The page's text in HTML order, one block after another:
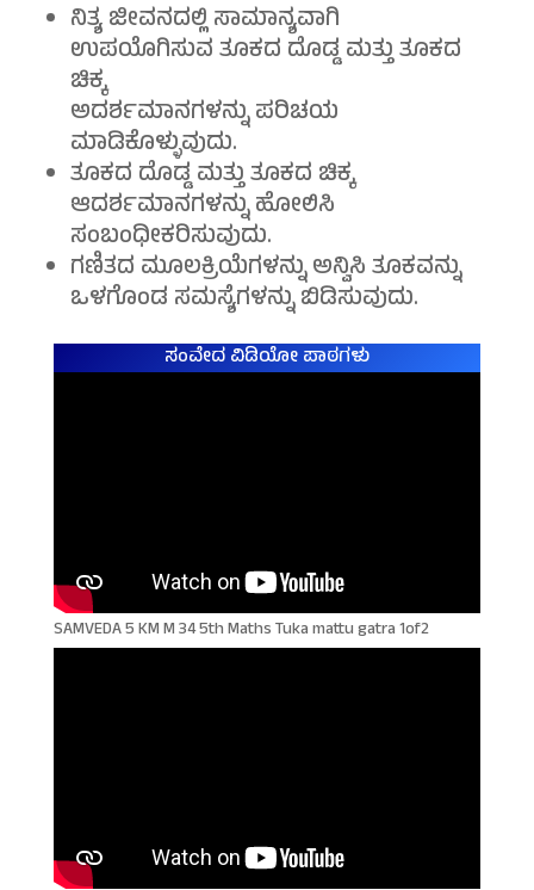
ನಿತ್ಯ ಜೀವನದಲ್ಲಿ ಸಾಮಾನ್ಯವಾಗಿ
ಉಪಯೊಗಿಸುವ ತೂಕದ ದೊಡ್ಡ ಮತ್ತು ತೂಕದ
ಚಿಕ್ಕ
ಅದರ್ಶಮಾನಗಳನ್ನು ಪರಿಚಯ
ಮಾಡಿಕೊಳ್ಳುವುದು.
ತೂಕದ ದೊಡ್ಡ ಮತ್ತು ತೂಕದ ಚಿಕ್ಕ
ಆದರ್ಶಮಾನಗಳನ್ನು ಹೋಲಿಸಿ
ಸಂಬಂಧೀಕರಿಸುವುದು.
ಗಣಿತದ ಮೂಲಕ್ರಿಯೆಗಳನ್ನು ಅನ್ವಿಸಿ ತೂಕವನ್ನು
ಒಳಗೊಂಡ ಸಮಸ್ಯೆಗಳನ್ನು ಬಿಡಿಸುವುದು.
ಸಂವೇದ ವಿಡಿಯೋ ಪಾಠಗಳು
SAMVEDA 5 KM M 34 5th Maths Tuka mattu gatra 1of2